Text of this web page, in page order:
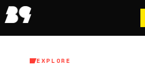
EXPLORE